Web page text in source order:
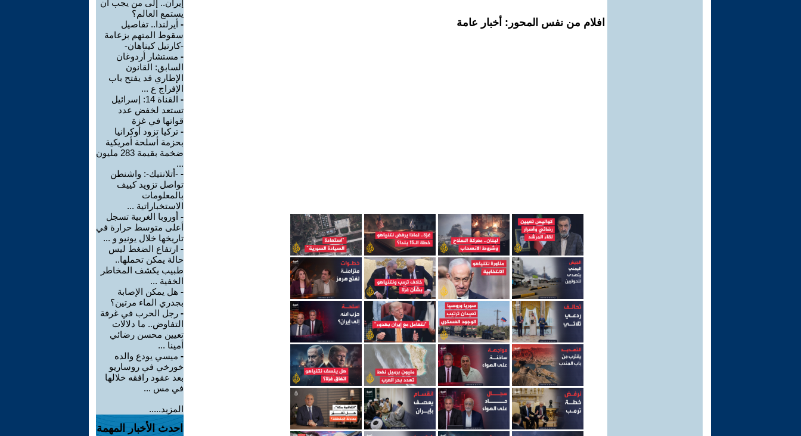
افلام من نفس المحور: أخبار عامة
إيران.. إلى من يجب أن
يستمع العالم؟
- أيرلندا.. تفاصيل
سقوط المتهم بزعامة
-كارتيل كيناهان-
- مستشار أردوغان
السابق: القانون
الإطاري قد يفتح باب
الإفراج ع ...
-
القناة 14: إسرائيل
تستعد لخفض عدد
قواتها في غزة
- تركيا تزود أوكرانيا
بحزمة أسلحة أمريكية
ضخمة بقيمة 283 مليون
...
- -أتلانتيك-: واشنطن
تواصل تزويد كييف
بالمعلومات
الاستخباراتية ...
- أوروبا الغربية تسجل
أعلى متوسط حرارة في
تاريخها خلال يونيو و ...
- ارتفاع الضغط ليس
حالة يمكن تحملها..
طبيب يكشف المخاطر
الخفية ...
- هل يمكن الإصابة
بجدري الماء مرتين؟
- رجل الحرب في غرفة
التفاوض.. ما دلالات
تعيين محسن رضائي
أمينا ...
- ميسي يودع والده
خورخي في روساريو
بعد عقود رافقه خلالها
في مس ...
المزيد.....
احدث الأخبار المهمة